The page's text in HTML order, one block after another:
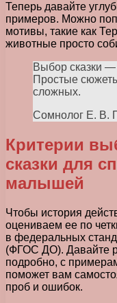
Теперь давайте
примеров. Можно
мотивы, такие как
животные просто
Выбор сказки —
Простые
сложных.
Сомнолог Е. В.
Критерии
сказки для
малышей
Чтобы история
оцениваем ее по
в федеральных
(ФГОС ДО). Давайте
подробно, с
поможет вам
проб и ошибок.